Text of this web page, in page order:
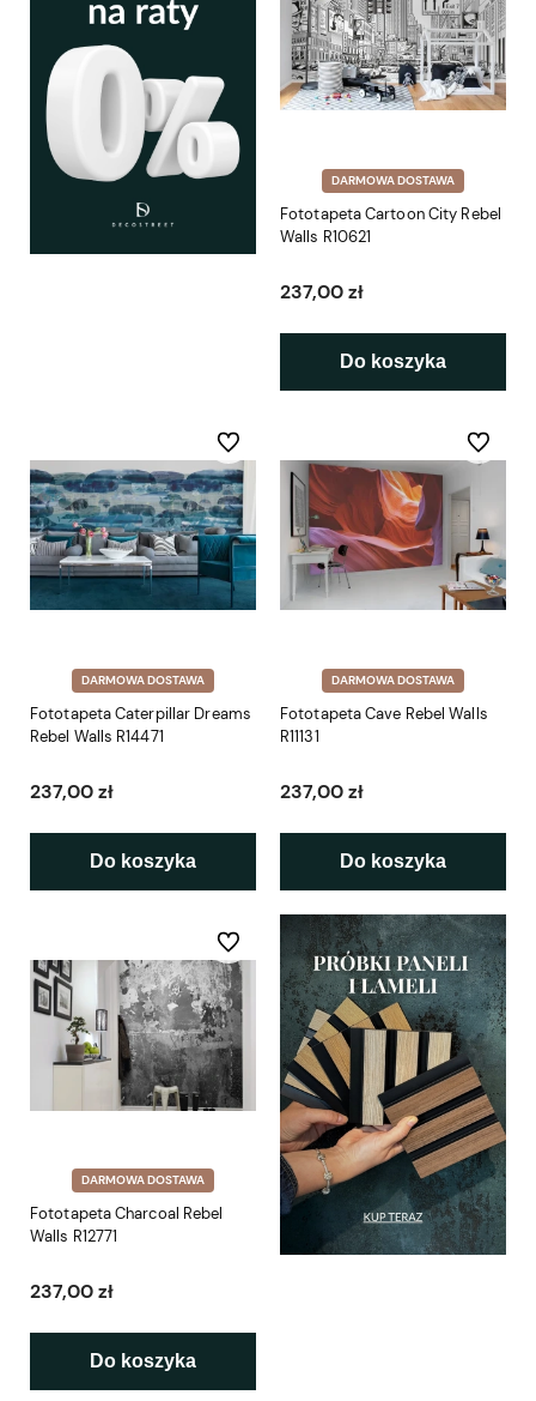
DARMOWA DOSTAWA
Fototapeta Cartoon City Rebel
Walls R10621
237,00 zł
Do koszyka
DARMOWA DOSTAWA
Fototapeta Caterpillar Dreams
Rebel Walls R14471
237,00 zł
Do koszyka
Do ulubionych
DARMOWA DOSTAWA
Fototapeta Cave Rebel Walls
R11131
237,00 zł
Do koszyka
Do
DARMOWA DOSTAWA
Fototapeta Charcoal Rebel
Walls R12771
237,00 zł
Do koszyka
Do ulubionych